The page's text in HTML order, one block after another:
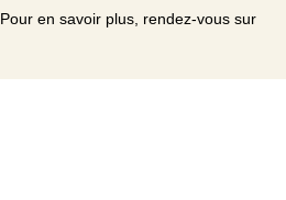
en savoir plus, rendez-vous sur